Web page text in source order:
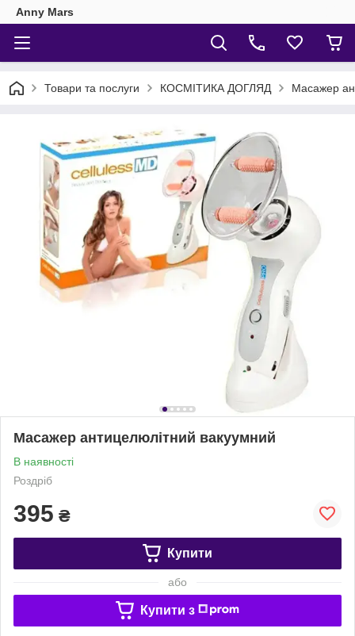
Anny Mars
Товари та послуги КОСМІТИКА ДОГЛЯД Масажер
Масажер антицелюлітний вакуумний
В наявності
Роздріб
395 ₴
Купити
або
Купити з